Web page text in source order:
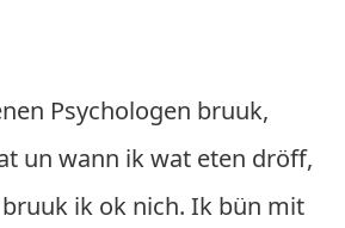
Psychologen bruuk,
un wann ik wat eten dröff,
ik ok nich. Ik bün mit